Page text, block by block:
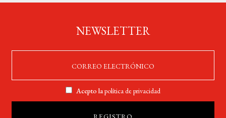
NEWSLETTER
Acepto lapolítica de privacidad